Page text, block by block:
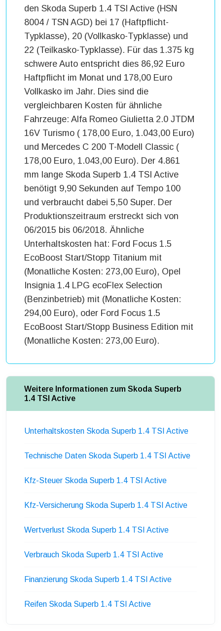
den Skoda Superb 1.4 TSI Active (HSN
8004 / TSN AGD) bei 17 (Haftpflicht-
Typklasse), 20 (Vollkasko-Typklasse) und
22 (Teilkasko-Typklasse). Für das 1.375 kg
schwere Auto entspricht dies 86,92 Euro
Haftpflicht im Monat und 178,00 Euro
Vollkasko im Jahr. Dies sind die
vergleichbaren Kosten für ähnliche
Fahrzeuge: Alfa Romeo Giulietta 2.0 JTDM
16V Turismo ( 178,00 Euro, 1.043,00 Euro)
und Mercedes C 200 T-Modell Classic (
178,00 Euro, 1.043,00 Euro). Der 4.861
mm lange Skoda Superb 1.4 TSI Active
benötigt 9,90 Sekunden auf Tempo 100
und verbraucht dabei 5,50 Super. Der
Produktionszeitraum erstreckt sich von
06/2015 bis 06/2018. Ähnliche
Unterhaltskosten hat: Ford Focus 1.5
EcoBoost Start/Stopp Titanium mit
(Monatliche Kosten: 273,00 Euro), Opel
Insignia 1.4 LPG ecoFlex Selection
(Benzinbetrieb) mit (Monatliche Kosten:
294,00 Euro), oder Ford Focus 1.5
EcoBoost Start/Stopp Business Edition mit
(Monatliche Kosten: 273,00 Euro).
Weitere Informationen zum Skoda Superb
1.4 TSI Active
Unterhaltskosten Skoda Superb 1.4 TSI Active
Technische Daten Skoda Superb 1.4 TSI Active
Kfz-Steuer Skoda Superb 1.4 TSI Active
Kfz-Versicherung Skoda Superb 1.4 TSI Active
Wertverlust Skoda Superb 1.4 TSI Active
Verbrauch Skoda Superb 1.4 TSI Active
Finanzierung Skoda Superb 1.4 TSI Active
Reifen Skoda Superb 1.4 TSI Active